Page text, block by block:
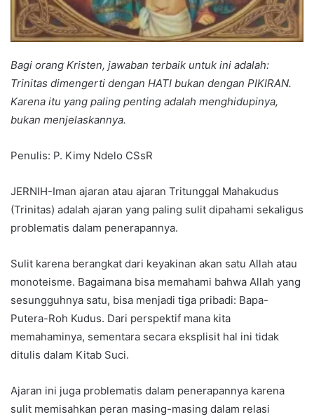
Bagi orang Kristen, jawaban terbaik untuk ini adalah:
Trinitas dimengerti dengan HATI bukan dengan PIKIRAN.
Karena itu yang paling penting adalah menghidupinya,
bukan menjelaskannya.
Penulis: P. Kimy Ndelo CSsR
JERNIH-Iman ajaran atau ajaran Tritunggal Mahakudus
(Trinitas) adalah ajaran yang paling sulit dipahami sekaligus
problematis dalam penerapannya.
Sulit karena berangkat dari keyakinan akan satu Allah atau
monoteisme. Bagaimana bisa memahami bahwa Allah yang
sesungguhnya satu, bisa menjadi tiga pribadi: Bapa-
Putera-Roh Kudus. Dari perspektif mana kita
memahaminya, sementara secara eksplisit hal ini tidak
ditulis dalam Kitab Suci.
Ajaran ini juga problematis dalam penerapannya karena
sulit memisahkan peran masing-masing dalam relasi